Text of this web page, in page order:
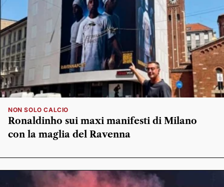
NON SOLO CALCIO
Ronaldinho sui maxi manifesti di Milano
con la maglia del Ravenna